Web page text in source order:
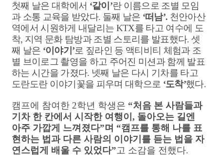
첫째 날은 대학에서 ‘같이 ’란 이름으로 조별 모임
과 소통 교육을 받았다. 둘째 날은 ‘떠남’. 천안아산
역에서 시원하게 내달리는 KTX를 타고 여수에 도
착, 지역 문화 탐방과 조별 스토리를 발표했다.셋
째 날은 ‘이야기 ’로 짚라인 등 액티비티 체험과 조
별 브이로그 촬영을 하고 주어진 미션과 함께 발표
하는 시간을 가졌다. 넷째 날은 다시 기차를 타고
도란도란 이야기꽃을 피우며 대학으로 ‘도착’했다.
캠프에 참여한 2학년 학생은 “처음 본 사람들과
기차 한 칸에서 시작한 여행이 , 돌아오는 길엔
아주 가깝게 느껴졌다”며 “캠프를 통해 나를 표
현하는 법과 다른 사람의 이야기를 듣는 법을 자
연스럽게 배울 수 있었다”고 소감을 전했다.